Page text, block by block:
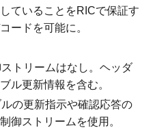
ていることをRICで保証す
ードを可能に。
トリームはなし。ヘッダ
ル更新情報を含む。
の更新指示や確認応答の
御ストリームを使用。